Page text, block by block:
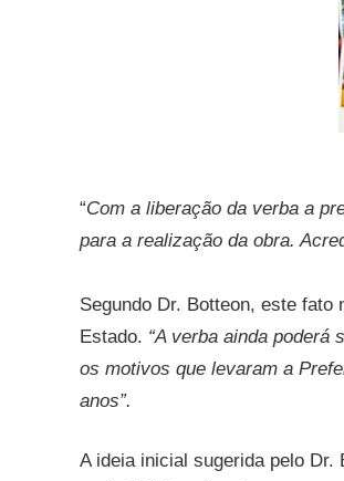
“Com a liberação da verba a
para a realização da obra.
Segundo Dr. Botteon, este fato
Estado. “A verba ainda
os motivos que levaram a
anos”.
A ideia inicial sugerida pelo